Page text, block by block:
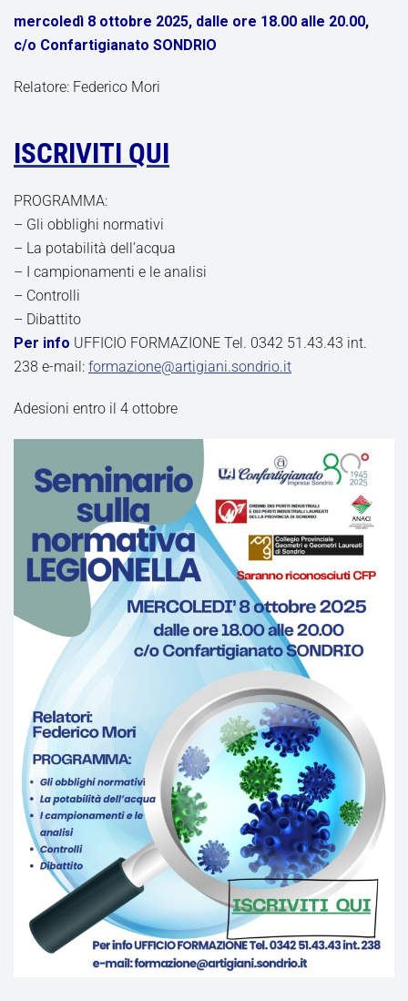
mercoledì 8 ottobre 2025, dalle ore 18.00 alle 20.00,
c/o Confartigianato SONDRIO
Relatore: Federico Mori
ISCRIVITI QUI
PROGRAMMA:
– Gli obblighi normativi
– La potabilità dell’acqua
– I campionamenti e le analisi
– Controlli
– Dibattito
Per info UFFICIO FORMAZIONE Tel. 0342 51.43.43 int.
238 e-mail: formazione@artigiani.sondrio.it
Adesioni entro il 4 ottobre